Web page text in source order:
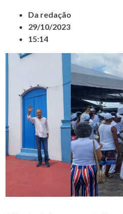
Da redação
29/10/2023
15:14